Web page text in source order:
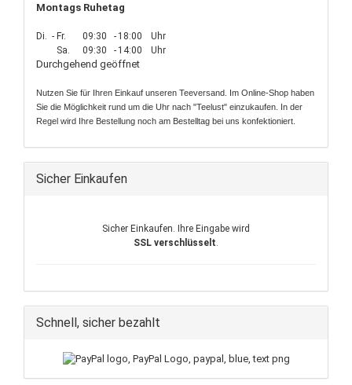
Montags Ruhetag
Di. - Fr. 09:30 - 18:00
Uhr
Sa.
09:30 - 14:00 Uhr
Durchgehend geöffnet
Nutzen Sie für Ihren Einkauf unseren Teeversand. Im Online-Shop haben
Sie die Möglichkeit rund um die Uhr nach "Teelust" einzukaufen. In der
Regel wird Ihre Bestellung noch am Bestelltag bei uns konfektioniert.
Sicher Einkaufen
Sicher Einkaufen. Ihre Eingabe wird
SSL verschlüsselt.
Schnell, sicher bezahlt